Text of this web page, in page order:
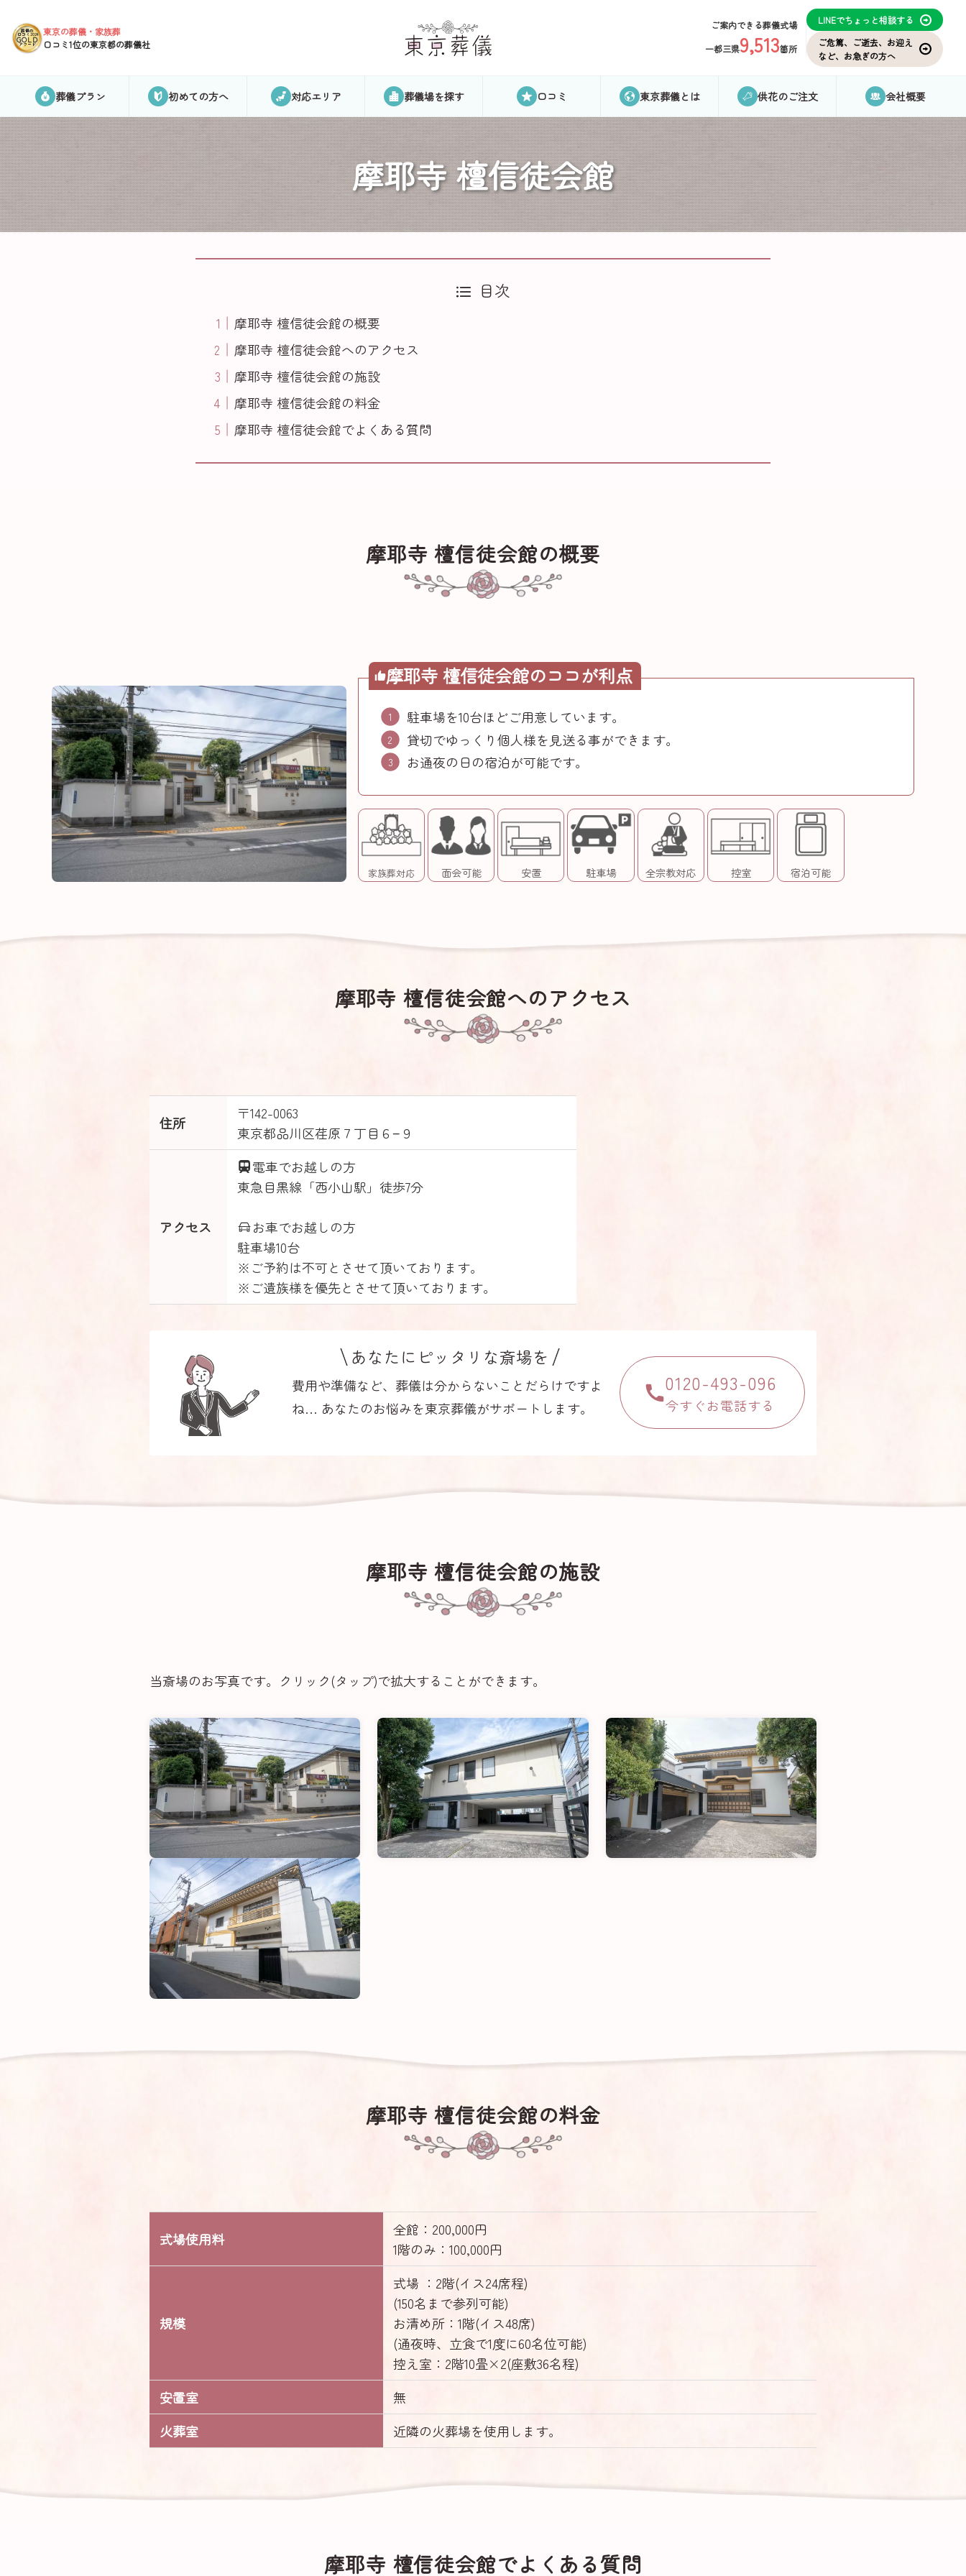
葬儀の
口コミ2024
GOLD
アワード
東京の葬儀・家族葬
口コミ1位の東京都の葬儀社
ご案内できる葬儀式場
一都三県9,513箇所
LINEでちょっと相談する
ご危篤、ご逝去、お迎え
など、お急ぎの方へ
葬儀プラン 初めての方へ 対応エリア 葬儀場を探す 口コミ 東京葬儀とは 供花のご注文 会社概要
摩耶寺 檀信徒会館
目次
摩耶寺 檀信徒会館の概要
摩耶寺 檀信徒会館へのアクセス
摩耶寺 檀信徒会館の施設
摩耶寺 檀信徒会館の料金
摩耶寺 檀信徒会館でよくある質問
摩耶寺 檀信徒会館の概要
摩耶寺 檀信徒会館のココが利点
駐車場を10台ほどご用意しています。
貸切でゆっくり個人様を見送る事ができます。
お通夜の日の宿泊が可能です。
家族葬対応 面会可能 安置 駐車場 全宗教対応 控室 宿泊可能
摩耶寺 檀信徒会館へのアクセス
住所
〒142-0063
東京都品川区荏原７丁目６−９
アクセス
電車でお越しの方
東急目黒線「西小山駅」徒歩7分
お車でお越しの方
駐車場10台
※ご予約は不可とさせて頂いております。
※ご遺族様を優先とさせて頂いております。
あなたにピッタリな斎場を
費用や準備など、葬儀は分からないことだらけですよ
ね… あなたのお悩みを東京葬儀がサポートします。
0120-493-096
今すぐお電話する
摩耶寺 檀信徒会館の施設
当斎場のお写真です。クリック(タップ)で拡大することができます。
摩耶寺 檀信徒会館の料金
式場使用料
全館：200,000円
1階のみ：100,000円
規模
式場 ：2階(イス24席程)
(150名まで参列可能)
お清め所：1階(イス48席)
(通夜時、立食で1度に60名位可能)
控え室：2階10畳×2(座敷36名程)
安置室
無
火葬室
近隣の火葬場を使用します。
摩耶寺 檀信徒会館でよくある質問